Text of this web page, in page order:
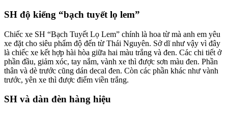
SH độ kiểng “bạch tuyết lọ lem”
Chiếc xe SH “Bạch Tuyết Lọ Lem” chính là hoa từ mà anh em yêu
xe đặt cho siêu phẩm độ đến từ Thái Nguyên. Sở dĩ như vậy vì đây
là chiếc xe kết hợp hài hòa giữa hai màu trắng và đen. Các chi tiết ở
phần đầu, giảm xóc, tay nắm, vành xe thì được sơn màu đen. Phần
thân và dè trước cũng dán decal đen. Còn các phần khác như vành
trước, yên xe thì được điểm viền trắng.
SH và dàn đèn hàng hiệu